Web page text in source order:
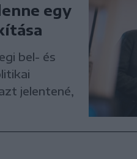
egy
bel- és
jelentené,